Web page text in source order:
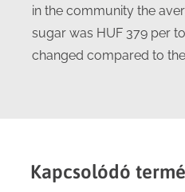
in the community the
sugar was HUF 379 per
changed compared to
Kapcsolódó